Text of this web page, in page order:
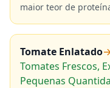
maior teor de
Tomate Enlatado
Tomates Frescos,
Pequenas